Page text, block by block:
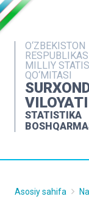
O‘ZBEKISTON
MILLIY
QO‘MITASI
VILOYATI
STATISTIKA
Asosiy sahifa